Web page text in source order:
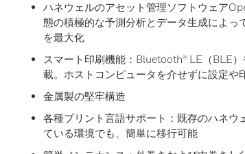
ハネウェルのアセット管理ソフトウェア
態の積極的な予測分析とデータ生成によっ
を最大化
スマート印刷機能：Bluetooth® LE（BLE
載。ホストコンピュータを介せずに設定や
金属製の堅牢構造
各種プリント言語サポート：既存のハネウ
ている環境でも、簡単に移行可能